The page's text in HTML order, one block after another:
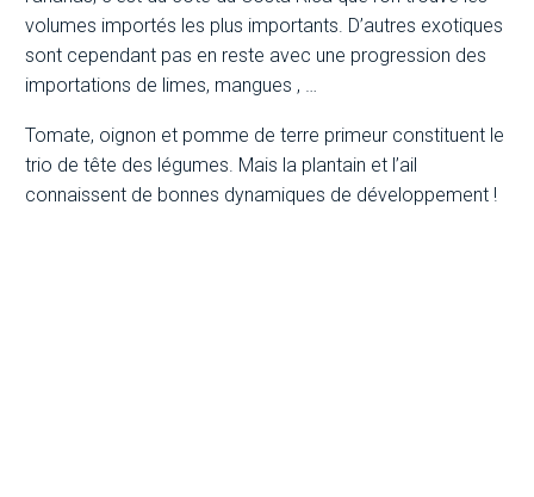
volumes importés les plus importants. D’autres exotiques
sont cependant pas en reste avec une progression des
importations de limes, mangues , …
Tomate, oignon et pomme de terre primeur constituent le
trio de tête des légumes. Mais la plantain et l’ail
connaissent de bonnes dynamiques de développement !